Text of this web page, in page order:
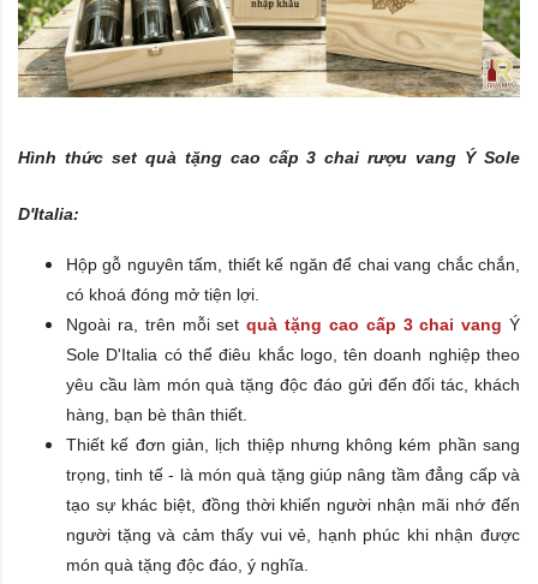
​Hình thức set quà tặng cao cấp 3 chai rượu vang Ý Sole
D'Italia:
Hộp gỗ nguyên tấm, thiết kế ngăn để chai vang chắc chắn,
có khoá đóng mở tiện lợi.
​Ngoài ra, trên mỗi setquà tặng cao cấp 3 chai vang Ý
Sole D'Italia có thể điêu khắc logo, tên doanh nghiệp theo
yêu cầu làm món quà tặng độc đáo gửi đến đối tác, khách
hàng, bạn bè thân thiết.
Thiết kế đơn giản, lịch thiệp nhưng không kém phần sang
trọng, tinh tế - là món quà tặng giúp nâng tầm đẳng cấp và
tạo sự khác biệt, đồng thời khiến người nhận mãi nhớ đến
người tặng và cảm thấy vui vẻ, hạnh phúc khi nhận được
món quà tặng độc đáo, ý nghĩa.